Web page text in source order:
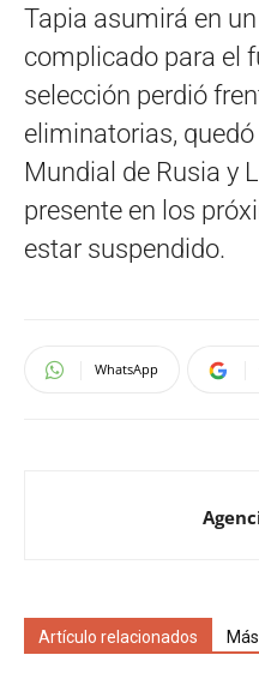
Tapia asumirá en
complicado para el
selección perdió
eliminatorias,
Mundial de Rusia y
presente en los
estar suspendido.
WhatsApp
Artículo relacionados